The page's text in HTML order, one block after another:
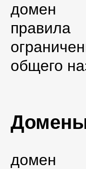
правила
общего
Домены